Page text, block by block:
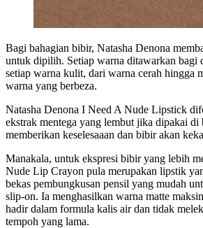
Bagi bahagian bibir, Natasha Denona
untuk dipilih. Setiap warna ditawarkan bagi
setiap warna kulit, dari warna cerah hingga
warna yang berbeza.
Natasha Denona I Need A Nude Lipstick
ekstrak mentega yang lembut jika dipakai di
memberikan keselesaaan dan bibir akan
Manakala, untuk ekspresi bibir yang lebih
Nude Lip Crayon pula merupakan lipstik
bekas pembungkusan pensil yang mudah
slip-on. Ia menghasilkan warna matte
hadir dalam formula kalis air dan tidak
tempoh yang lama.